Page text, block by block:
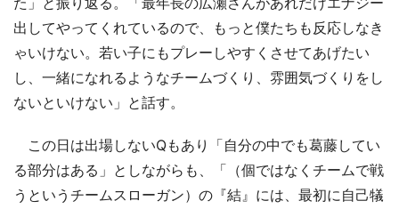
出してやってくれているので、もっと僕たちも反応しなき
ゃいけない。若い子にもプレーしやすくさせてあげたい
し、一緒になれるようなチームづくり、雰囲気づくりをし
ないといけない」と話す。
この日は出場しないQもあり「自分の中でも葛藤してい
る部分はある」としながらも、「（個ではなくチームで戦
うというチームスローガン）の『結』には、最初に自己犠